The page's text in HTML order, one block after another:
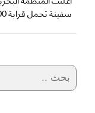
سفينة تحمل قرابة 1100 بحار مضيق هرمز...